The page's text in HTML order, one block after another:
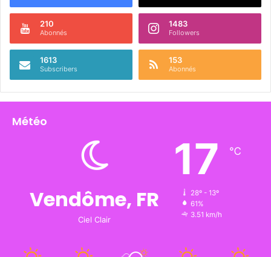
210
Abonnés
1483
Followers
1613
Subscribers
153
Abonnés
Météo
Vendôme, FR
Ciel Clair
17 ℃
28º - 13º
61%
3.51 km/h